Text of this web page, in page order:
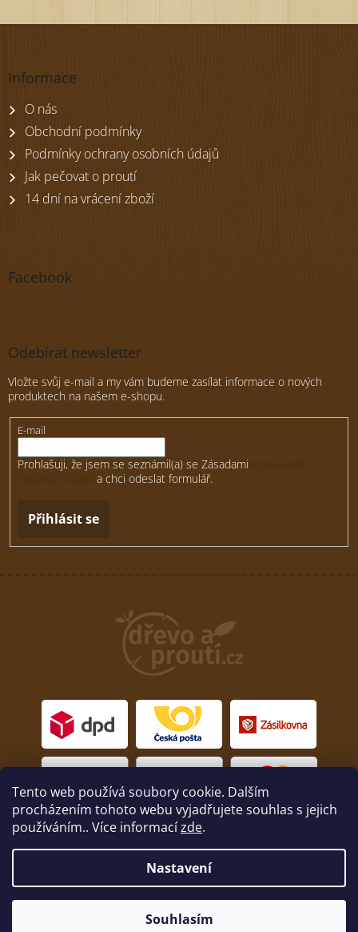
Tento web používá soubory cookie. Dalším
procházením tohoto webu vyjadřujete souhlas s jejich
používáním.. Více informacízde.
Nastavení
Souhlasím
Z
Informace
O nás
Obchodní podmínky
Podmínky ochrany osobních údajů
Jak pečovat o proutí
14 dní na vrácení zboží
Facebook
Odebírat newsletter
Vložte svůj e-mail a my vám budeme zasílat informace o nových
produktech na našem e-shopu.
E-mail
Prohlašuji, že jsem se seznámil(a) se Zásadami
a chci odeslat formulář.
Přihlásit se
vyhrazena.